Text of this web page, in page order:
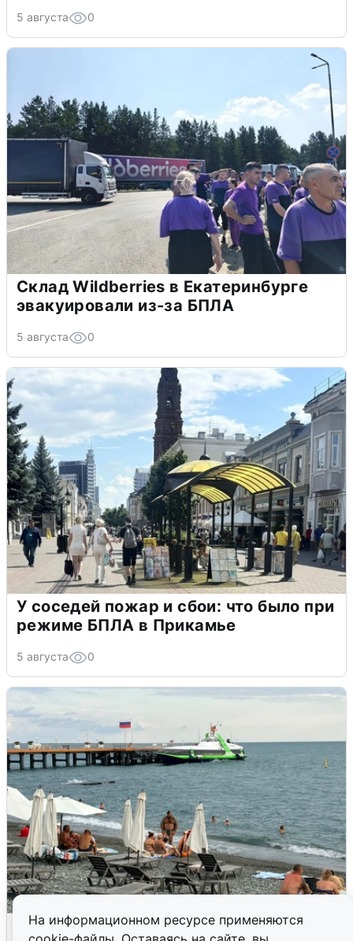
На информационном ресурсе применяются
5 августа 0
Склад Wildberries в Екатеринбурге
эвакуировали из-за БПЛА
5 августа 0
У соседей пожар и сбои: что было при
режиме БПЛА в Прикамье
5 августа 0
Жители и туристы Сочи рассказали